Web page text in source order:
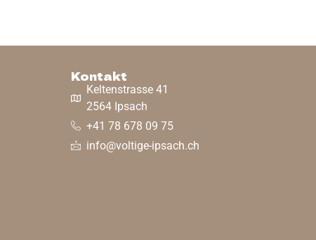
Kontakt
Keltenstrasse 41
2564 Ipsach
+41 78 678 09 75
info@voltige-ipsach.ch